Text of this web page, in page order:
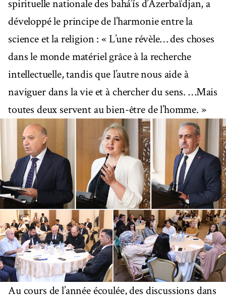
spirituelle nationale des bahá’ís d’Azerbaïdjan, a
développé le principe de l’harmonie entre la
science et la religion : « L’une révèle… des choses
dans le monde matériel grâce à la recherche
intellectuelle, tandis que l’autre nous aide à
naviguer dans la vie et à chercher du sens. …Mais
toutes deux servent au bien-être de l’homme. »
Au cours de l’année écoulée, des discussions dans